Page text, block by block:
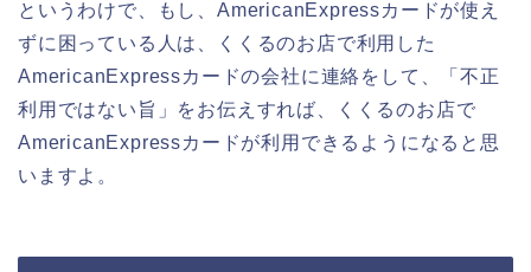
というわけで、もし、AmericanExpressカードが使え
ずに困っている人は、くくるのお店で利用した
AmericanExpressカードの会社に連絡をして、「不正
利用ではない旨」をお伝えすれば、くくるのお店で
AmericanExpressカードが利用できるようになると思
いますよ。